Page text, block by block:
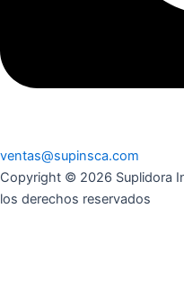
ventas@supinsca.com
Copyright © 2026 Suplidora
los derechos reservados